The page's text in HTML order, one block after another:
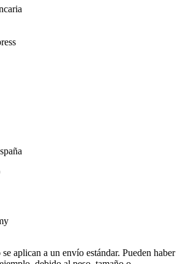
aplican a un envío estándar. Pueden haber